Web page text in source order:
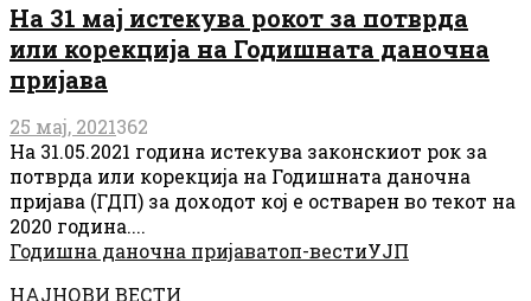
На 31 мај истекува рокот за потврда
или корекција на Годишната даночна
пријава
25 мај, 2021362
На 31.05.2021 година истекува законскиот рок за
потврда или корекција на Годишната даночна
пријава (ГДП) за доходот кој е остварен во текот на
2020 година....
Годишна даночна пријаватоп-вестиУЈП
НАЈНОВИ ВЕСТИ